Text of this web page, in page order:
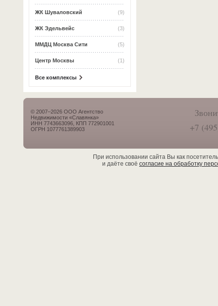
(9)
ЖК Шуваловский
(3)
ЖК Эдельвейс
(5)
ММДЦ Москва Сити
(1)
Центр Москвы
Все комплексы
© 2007–2026 ООО Агентство
Недвижимости «Славянка»
ИНН 7743663096, КПП 772901001
ОГРН 1077761389903
+7
При использовании сайта Вы как
и даёте своё согласие на обработку